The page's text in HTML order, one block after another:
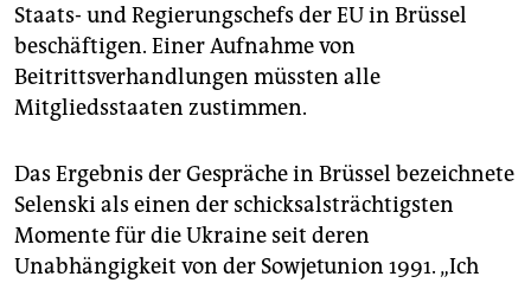
Staats- und Regierungschefs der EU in Brüssel
beschäftigen. Einer Aufnahme von
Beitrittsverhandlungen müssten alle
Mitgliedsstaaten zustimmen.
Das Ergebnis der Gespräche in Brüssel bezeichnete
Selenski als einen der schicksalsträchtigsten
Momente für die Ukraine seit deren
Unabhängigkeit von der Sowjetunion 1991. „Ich